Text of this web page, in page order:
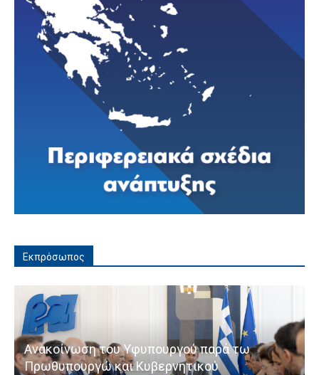
Εκπρόσωπος
Ανακοίνωση του Υφυπουργού παρά τω
Πρωθυπουργώ και Κυβερνητικού